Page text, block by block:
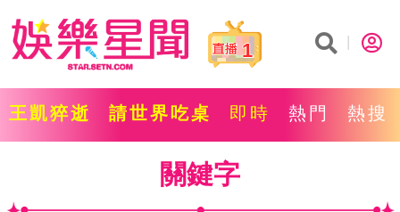
1
王凱猝逝 請世界吃桌 即時 熱門 熱搜
關鍵字